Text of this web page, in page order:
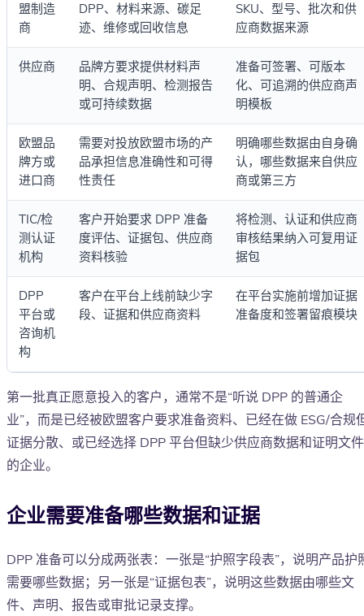
盟制造
商
DPP、材料来源、碳足
迹、维修或回收信息
SKU、型号、批次和供
应商数据来源
供应商
品牌方要求提供材料声
明、合规声明、检测报告
或可持续数据
准备可签署、可版本
化、可追溯的供应商声
明模板
欧盟品
牌方或
进口商
需要对投放欧盟市场的产
品承担信息准确性和可得
性责任
明确哪些数据由自身确
认，哪些数据来自供应
商或第三方
TIC/检
测认证
机构
客户开始要求 DPP 准备
度评估、证据包、供应商
资料核验
将检测、认证和供应商
审核结果纳入可复用证
据包
DPP
平台或
咨询机
构
客户在平台上线前缺少字
段、证据和供应商资料
在平台实施前增加证据
准备度和签署留痕模块
第一批真正愿意投入的客户，通常不是“听说 DPP 的普通企
业”，而是已经被欧盟客户要求准备资料、已经在做 ESG/合规
证据分散、或已经选择 DPP 平台但缺少供应商数据和证明文件
的企业。
企业需要准备哪些数据和证据
DPP 准备可以分成两张表：一张是“护照字段表”，说明产品护
需要哪些数据；另一张是“证据包表”，说明这些数据由哪些文
件、声明、报告或审批记录支撑。